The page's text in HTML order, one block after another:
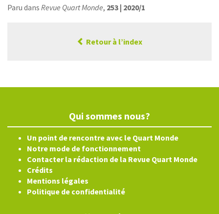
Paru dans Revue Quart Monde, 253 | 2020/1
Retour à l’index
Qui sommes nous?
Un point de rencontre avec le Quart Monde
Notre mode de fonctionnement
Contacter la rédaction de la Revue Quart Monde
Crédits
Mentions légales
Politique de confidentialité